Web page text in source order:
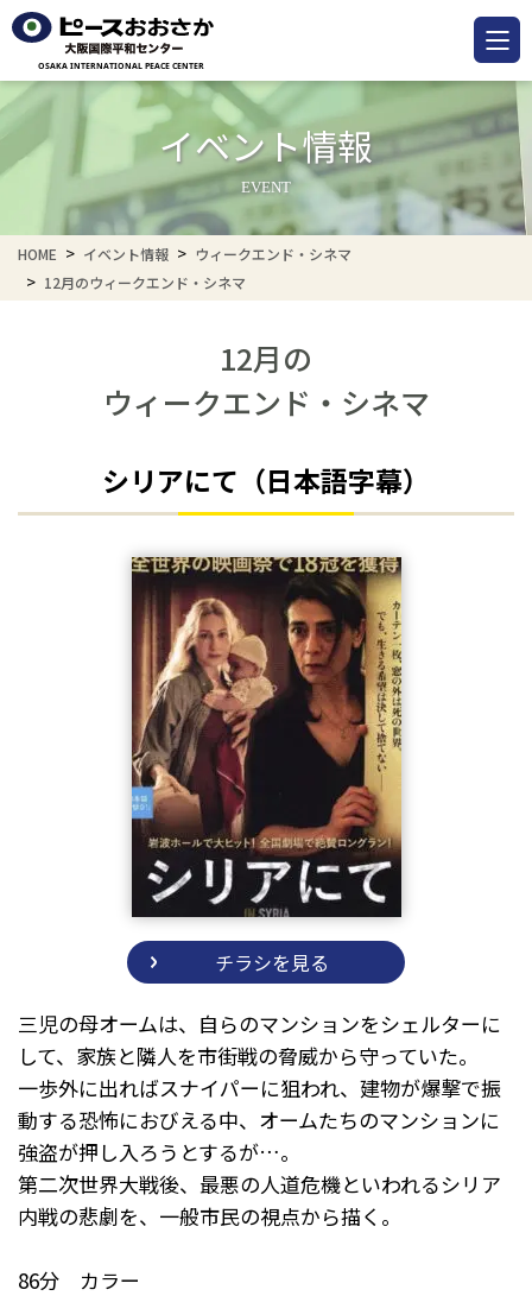
イベント情報
EVENT
HOME イベント情報
ウィークエンド・シネマ
12月のウィークエンド・シネマ
12月の
ウィークエンド・シネマ
シリアにて （日本語字幕）
チラシを見る
三児の母オームは、自らのマンションをシェルターに
して、家族と隣人を市街戦の脅威から守っていた。
一歩外に出ればスナイパーに狙われ、建物が爆撃で振
動する恐怖におびえる中、オームたちのマンションに
強盗が押し入ろうとするが…。
第二次世界大戦後、最悪の人道危機といわれるシリア
内戦の悲劇を、一般市民の視点から描く。
86分 カラー